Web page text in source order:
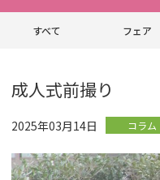
すべて フェア
成人式前撮り
2025年03月14日 コラム